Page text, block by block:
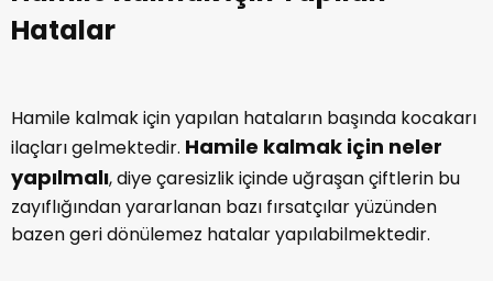
Hamile Kalmak İçin Yapılan
Hamile kalmak için yapılan hataların başında kocakarı
ilaçları gelmektedir.
Hamile kalmak için neler
yapılmalı, diye çaresizlik içinde uğraşan çiftlerin bu